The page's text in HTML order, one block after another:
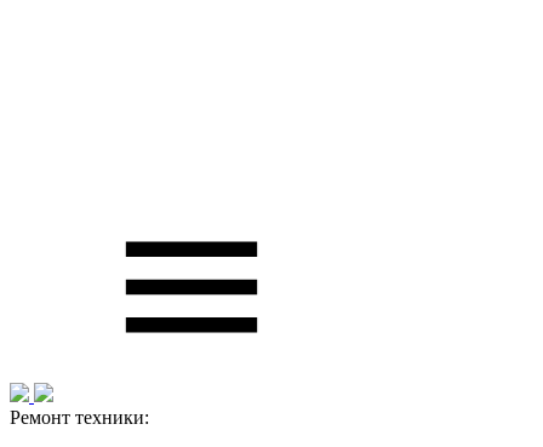
Ремонт техники: